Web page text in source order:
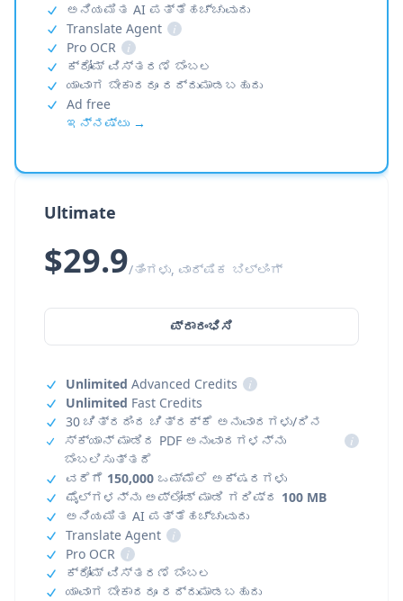
ಅನಿಯಮಿತ AI ಪತ್ತೆಹಚ್ಚುವುದು
Translate Agent
i
Pro OCR
i
ಕ್ರೋಮ್ ವಿಸ್ತರಣೆ ಬೆಂಬಲ
ಯಾವಾಗ ಬೇಕಾದರೂ ರದ್ದುಮಾಡಬಹುದು
Ad free
ಇನ್ನಷ್ಟು →
Ultimate
$29.9/ತಿಂಗಳು, ವಾರ್ಷಿಕ ಬಿಲ್ಲಿಂಗ್
ಪ್ರಾರಂಭಿಸಿ
Unlimited Advanced Credits
i
Unlimited Fast Credits
30 ಚಿತ್ರದಿಂದ ಚಿತ್ರಕ್ಕೆ ಅನುವಾದಗಳು/ದಿನ
ಸ್ಕ್ಯಾನ್ ಮಾಡಿದ PDF ಅನುವಾದಗಳನ್ನು
ಬೆಂಬಲಿಸುತ್ತದೆ
i
ವರೆಗೆ 150,000 ಒಮ್ಮೆಲೆ ಅಕ್ಷರಗಳು
ಫೈಲ್‌ಗಳನ್ನು ಅಪ್‌ಲೋಡ್ ಮಾಡಿ ಗರಿಷ್ಠ 100 MB
ಅನಿಯಮಿತ AI ಪತ್ತೆಹಚ್ಚುವುದು
Translate Agent
i
Pro OCR
i
ಕ್ರೋಮ್ ವಿಸ್ತರಣೆ ಬೆಂಬಲ
ಯಾವಾಗ ಬೇಕಾದರೂ ರದ್ದುಮಾಡಬಹುದು